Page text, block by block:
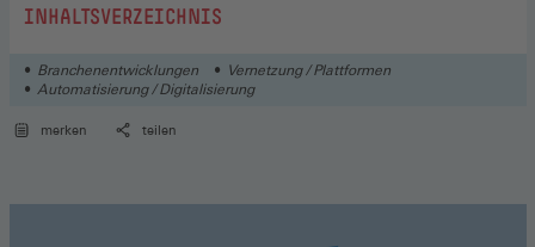
:INHALTSVERZEICHNIS
Branchenentwicklungen
Vernetzung / Plattformen
Automatisierung / Digitalisierung
merken teilen